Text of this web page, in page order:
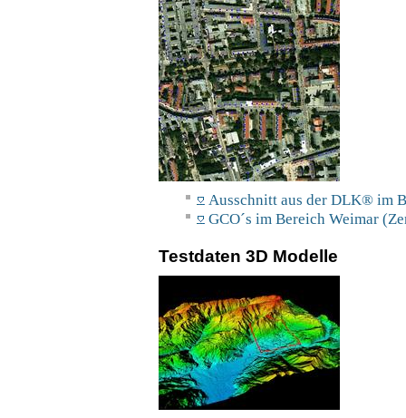
Ausschnitt aus der DLK® im
GCO´s im Bereich Weimar
Testdaten 3D Modelle